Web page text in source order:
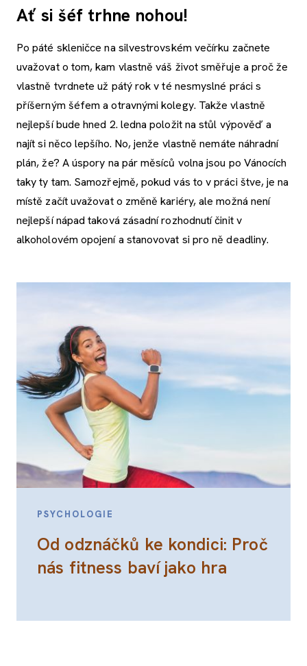
Ať si šéf trhne nohou!
Po páté skleničce na silvestrovském večírku začnete
uvažovat o tom, kam vlastně váš život směřuje a proč že
vlastně tvrdnete už pátý rok v té nesmyslné práci s
příšerným šéfem a otravnými kolegy. Takže vlastně
nejlepší bude hned 2. ledna položit na stůl výpověď a
najít si něco lepšího. No, jenže vlastně nemáte náhradní
plán, že? A úspory na pár měsíců volna jsou po Vánocích
taky ty tam. Samozřejmě, pokud vás to v práci štve, je na
místě začít uvažovat o změně kariéry, ale možná není
nejlepší nápad taková zásadní rozhodnutí činit v
alkoholovém opojení a stanovovat si pro ně deadliny.
PSYCHOLOGIE
Od odznáčků ke kondici: Proč
nás fitness baví jako hra